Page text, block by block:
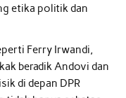
etika politik dan
Ferry Irwandi,
beradik Andovi dan
di depan DPR